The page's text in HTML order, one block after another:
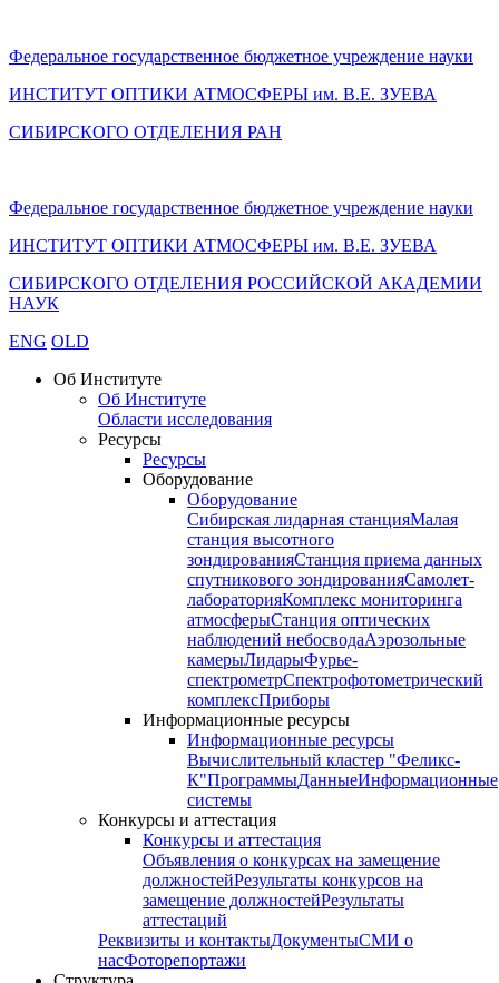
Федеральное государственное бюджетное учреждение науки
ИНСТИТУТ ОПТИКИ АТМОСФЕРЫ им. В.Е. ЗУЕВА
СИБИРСКОГО ОТДЕЛЕНИЯ РАН
Федеральное государственное бюджетное учреждение науки
ИНСТИТУТ ОПТИКИ АТМОСФЕРЫ им. В.Е. ЗУЕВА
СИБИРСКОГО ОТДЕЛЕНИЯ РОССИЙСКОЙ АКАДЕМИИ
НАУК
ENG OLD
Об Институте
Об Институте
Области исследования
Ресурсы
Ресурсы
Оборудование
Оборудование
Сибирская лидарная станцияМалая
станция высотного
зондированияСтанция приема данных
спутникового зондированияСамолет-
лабораторияКомплекс мониторинга
атмосферыСтанция оптических
наблюдений небосводаАэрозольные
камерыЛидарыФурье-
спектрометрСпектрофотометрический
комплексПриборы
Информационные ресурсы
Информационные ресурсы
Вычислительный кластер "Феликс-
К"ПрограммыДанныеИнформационные
системы
Конкурсы и аттестация
Конкурсы и аттестация
Объявления о конкурсах на замещение
должностейРезультаты конкурсов на
замещение должностейРезультаты
аттестаций
Реквизиты и контактыДокументыСМИ о
насФоторепортажи